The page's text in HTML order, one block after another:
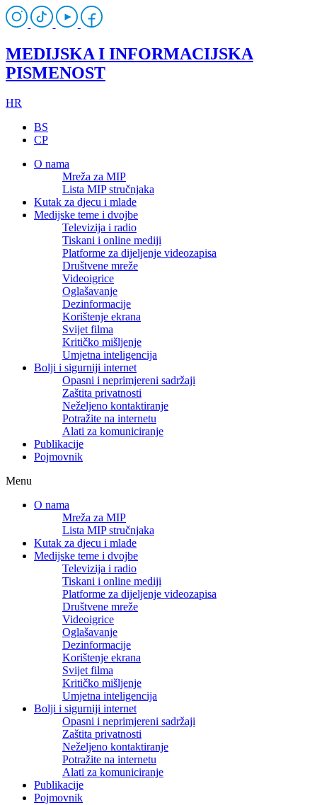
MEDIJSKA I INFORMACIJSKA
PISMENOST
HR
BS
CP
O nama
Mreža za MIP
Lista MIP stručnjaka
Kutak za djecu i mlade
Medijske teme i dvojbe
Televizija i radio
Tiskani i online mediji
Platforme za dijeljenje videozapisa
Društvene mreže
Videoigrice
Oglašavanje
Dezinformacije
Korištenje ekrana
Svijet filma
Kritičko mišljenje
Umjetna inteligencija
Bolji i sigurniji internet
Opasni i neprimjereni sadržaji
Zaštita privatnosti
Neželjeno kontaktiranje
Potražite na internetu
Alati za komuniciranje
Publikacije
Pojmovnik
Menu
O nama
Mreža za MIP
Lista MIP stručnjaka
Kutak za djecu i mlade
Medijske teme i dvojbe
Televizija i radio
Tiskani i online mediji
Platforme za dijeljenje videozapisa
Društvene mreže
Videoigrice
Oglašavanje
Dezinformacije
Korištenje ekrana
Svijet filma
Kritičko mišljenje
Umjetna inteligencija
Bolji i sigurniji internet
Opasni i neprimjereni sadržaji
Zaštita privatnosti
Neželjeno kontaktiranje
Potražite na internetu
Alati za komuniciranje
Publikacije
Pojmovnik